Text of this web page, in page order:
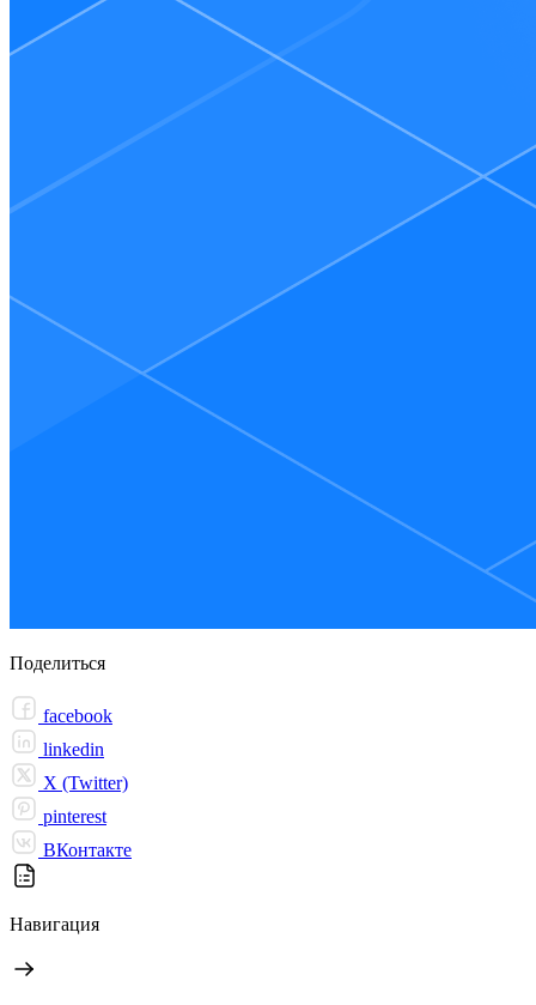
Поделиться
facebook
linkedin
X (Twitter)
pinterest
ВКонтакте
Навигация